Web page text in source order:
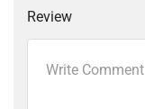
Review